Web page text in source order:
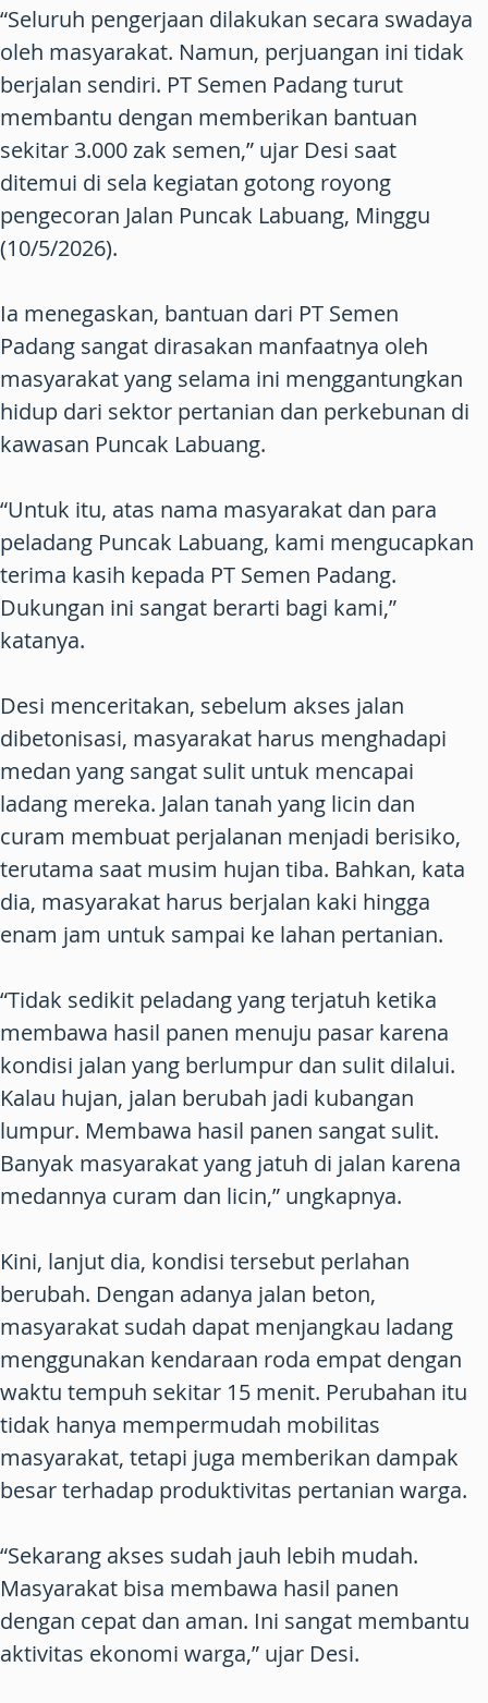
“Seluruh pengerjaan dilakukan secara swadaya
oleh masyarakat. Namun, perjuangan ini tidak
berjalan sendiri. PT Semen Padang turut
membantu dengan memberikan bantuan
sekitar 3.000 zak semen,” ujar Desi saat
ditemui di sela kegiatan gotong royong
pengecoran Jalan Puncak Labuang, Minggu
(10/5/2026).
Ia menegaskan, bantuan dari PT Semen
Padang sangat dirasakan manfaatnya oleh
masyarakat yang selama ini menggantungkan
hidup dari sektor pertanian dan perkebunan di
kawasan Puncak Labuang.
“Untuk itu, atas nama masyarakat dan para
peladang Puncak Labuang, kami mengucapkan
terima kasih kepada PT Semen Padang.
Dukungan ini sangat berarti bagi kami,”
katanya.
Desi menceritakan, sebelum akses jalan
dibetonisasi, masyarakat harus menghadapi
medan yang sangat sulit untuk mencapai
ladang mereka. Jalan tanah yang licin dan
curam membuat perjalanan menjadi berisiko,
terutama saat musim hujan tiba. Bahkan, kata
dia, masyarakat harus berjalan kaki hingga
enam jam untuk sampai ke lahan pertanian.
“Tidak sedikit peladang yang terjatuh ketika
membawa hasil panen menuju pasar karena
kondisi jalan yang berlumpur dan sulit dilalui.
Kalau hujan, jalan berubah jadi kubangan
lumpur. Membawa hasil panen sangat sulit.
Banyak masyarakat yang jatuh di jalan karena
medannya curam dan licin,” ungkapnya.
Kini, lanjut dia, kondisi tersebut perlahan
berubah. Dengan adanya jalan beton,
masyarakat sudah dapat menjangkau ladang
menggunakan kendaraan roda empat dengan
waktu tempuh sekitar 15 menit. Perubahan itu
tidak hanya mempermudah mobilitas
masyarakat, tetapi juga memberikan dampak
besar terhadap produktivitas pertanian warga.
“Sekarang akses sudah jauh lebih mudah.
Masyarakat bisa membawa hasil panen
dengan cepat dan aman. Ini sangat membantu
aktivitas ekonomi warga,” ujar Desi.